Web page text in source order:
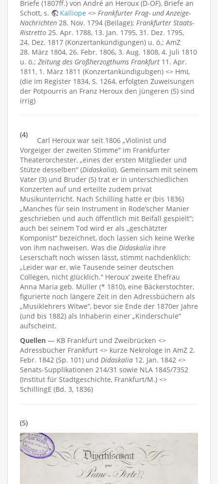
Briefe (1807ff.) von André an Heroux (D-OF), Briefe an
Schott, s.
Kalliope <> Frankfurter Frag- und Anzeige-
Nachrichten 28. Nov. 1794 (Beilage); Frankfurter Staats-
Ristretto 25. Apr. 1788, 13. Jan. 1795, 31. Dez. 1795,
24. Dez. 1817 (Konzertankündigungen) u. ö.; AmZ
28. März 1804, 26. Febr. 1806, 3. Aug. 1808, 4. Juli 1810
u. ö.; Zeitung des Großherzogthums Frankfurt 11. Apr.
1811, 1. März 1811 (Konzertankündigubgen) <> HmL
(die im Register 1834, S. 1264, erfolgten Zuweisungen
der Potpourris an Franz Heroux den jüngeren (5) sind
irrig)
(4)
Carl Heroux war seit 1806 „Violinist und
Vorgeiger der zweiten Stimme“ im Frankfurter
Theaterorchester, „eines der ersten Mitglieder und
Stütze desselben“ (Didaskalia). Gemeinsam mit seinem
Vater (3) und Bruder (5) trat er in unterschiedlichen
Konzerten auf und erteilte zudem privat
Musikunterricht. Nach Schilling hatte er (bis 1836)
„Manches für sein Instrument in Rode’scher Manier
geschrieben und auch öffentlich mit Beifall gespielt“;
auch bei seinem Tod wird er als „geschätzter
Komponist“ bezeichnet, doch lassen sich keine Werke
von ihm nachweisen. Was die Didaskalia ihre
Leserschaft noch wissen lässt, stimmt nachdenklich:
„Leider war er, wie Tausende seiner deutschen
Collegen, nicht glücklich.“ Heroux’ zweite Ehefrau
Anna Maria geb. Müller (* 1810), eine Bäckerstochter,
figurierte noch längere Zeit in den Adressbüchern als
„Musiklehrers Witwe“, bevor sie Ende der 1870er Jahre
(und bis 1882) als Inhaberin einer „Kinderschule“
aufscheint.
Quellen — KB Frankfurt und Zweibrücken <>
Adressbücher Frankfurt <> kurze Nekrologe in AmZ 2.
Febr. 1842 (Sp. 101) und Didaskalia 12. Jan. 1842 <>
Senats-Supplikationen 214/31 sowie NLA 1845/7352
(Institut für Stadtgeschichte, Frankfurt/M.) <>
SchillingE (Bd. 3, 1836)
(5)